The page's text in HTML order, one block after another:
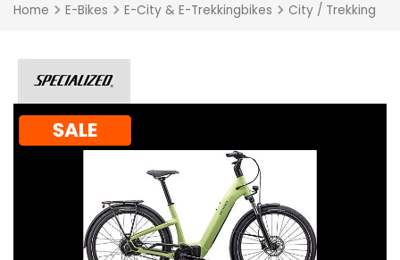
Home E-Bikes E-City & E-Trekkingbikes City / Trekking